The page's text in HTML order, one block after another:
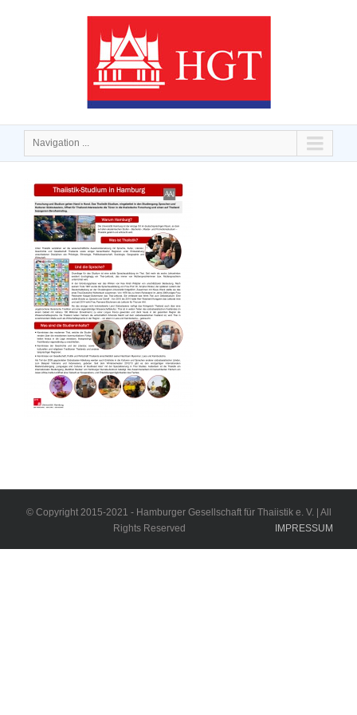
Navigation ...
© Copyright 2015-2021 - Hamburger Gesellschaft für Thaiistik e. V. | All
Rights Reserved
IMPRESSUM